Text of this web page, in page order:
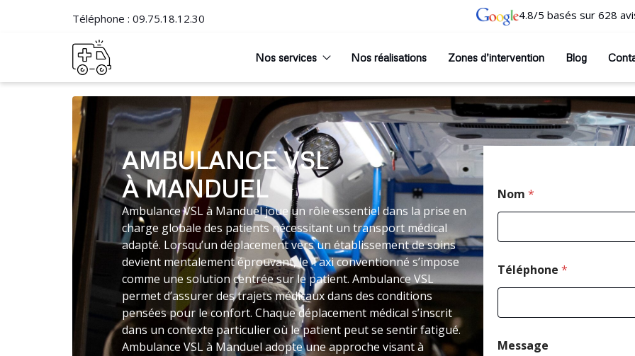
Téléphone : 09.75.18.12.30 4.8/5 basés sur 628
Nos services Nos réalisations Zones d’intervention Blog
AMBULANCE VSL
À MANDUEL
Ambulance VSL à Manduel joue un rôle essentiel dans la prise en
charge globale des patients nécessitant un transport médical
adapté. Lorsqu’un déplacement vers un établissement de soins
devient mentalement éprouvant, le Taxi conventionné s’impose
comme une solution centrée sur le patient. Ambulance VSL
permet d’assurer des trajets médicaux dans des conditions
pensées pour le confort. Chaque déplacement médical s’inscrit
dans un contexte particulier où le patient peut se sentir fatigué.
Ambulance VSL à Manduel adopte une approche visant à
Nom *
Téléphone *
Message